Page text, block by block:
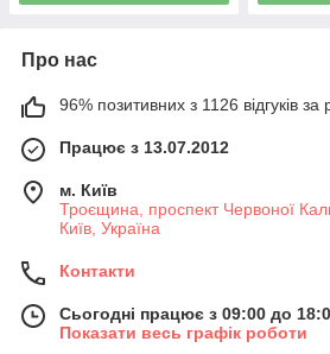
Про нас
96% позитивних з 1126 відгуків за
Працює з 13.07.2012
м. Київ
Троєщина, проспект Червоної
Київ, Україна
Контакти
Сьогодні працює з 09:00 до
Показати весь графік роботи